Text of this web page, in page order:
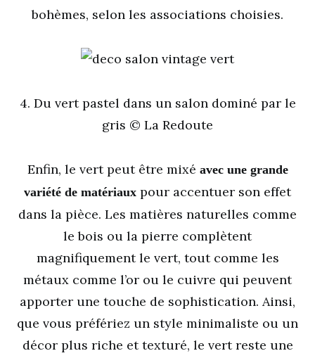
bohèmes, selon les associations choisies.
4. Du vert pastel dans un salon dominé par le
gris © La Redoute
Enfin, le vert peut être mixé avec une grande
variété de matériaux pour accentuer son effet
dans la pièce. Les matières naturelles comme
le bois ou la pierre complètent
magnifiquement le vert, tout comme les
métaux comme l’or ou le cuivre qui peuvent
apporter une touche de sophistication. Ainsi,
que vous préfériez un style minimaliste ou un
décor plus riche et texturé, le vert reste une